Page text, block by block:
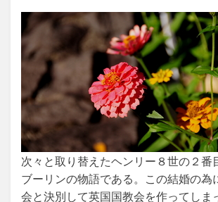
次々と取り替えたヘンリー８世の２
ブーリンの物語である。この結婚の為
会と決別して英国国教会を作ってしま